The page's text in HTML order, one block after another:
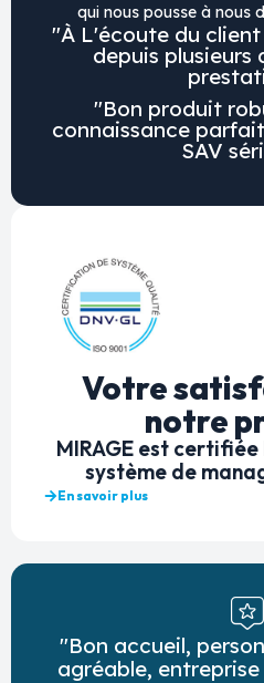
qui nous pousse à nous
"À L'écoute du client
depuis plusieurs
"Bon produit
connaissance
SAV
Votre
notre
MIRAGE est
système de
En savoir plus
"Bon accueil,
agréable,